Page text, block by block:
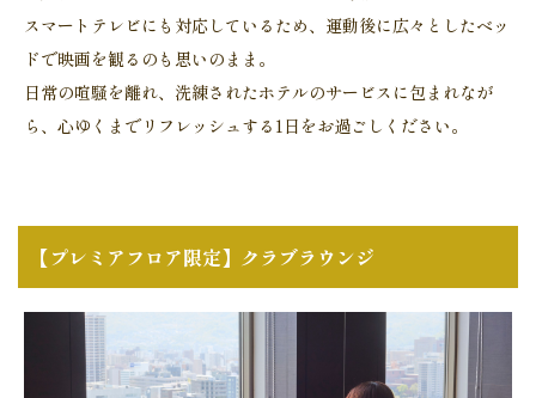
スマートテレビにも対応しているため、運動後に広々としたベッ
ドで映画を観るのも思いのまま。
日常の喧騒を離れ、洗練されたホテルのサービスに包まれなが
ら、心ゆくまでリフレッシュする1日をお過ごしください。
【プレミアフロア限定】クラブラウンジ